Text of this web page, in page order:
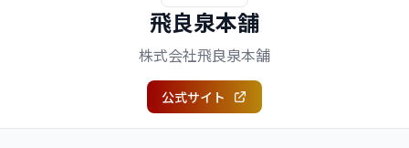
飛良泉本舗
株式会社飛良泉本舗
公式サイト